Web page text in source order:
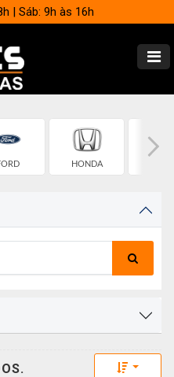
| Sáb: 9h às 16h
HONDA
Toggle